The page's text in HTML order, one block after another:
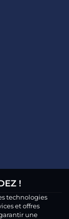
!
technologies
et offres
une